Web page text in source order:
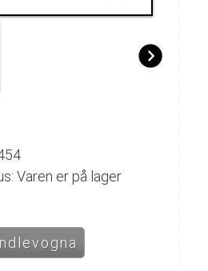
Varen er på lager